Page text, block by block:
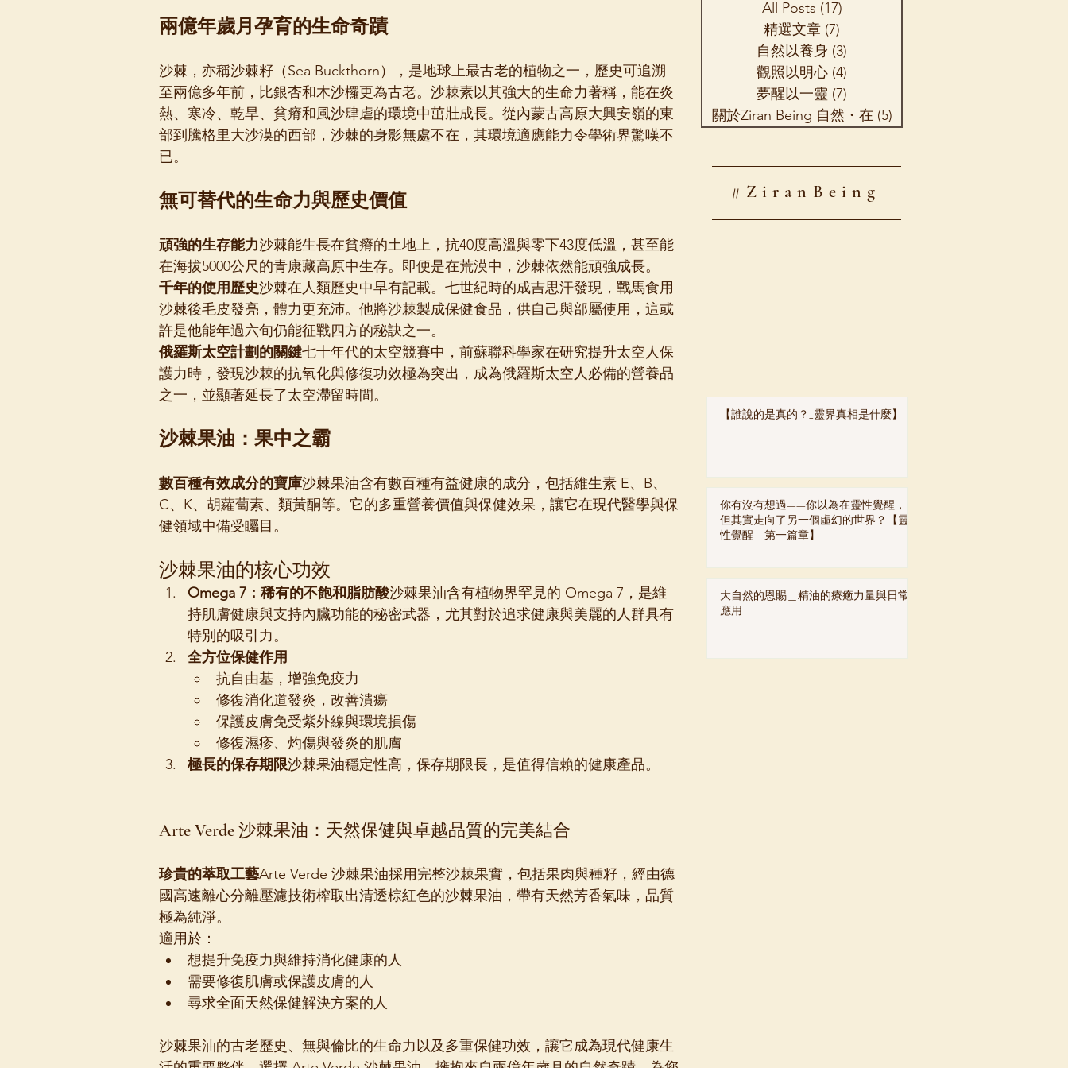
兩億年歲月孕育的生命奇蹟
沙棘，亦稱沙棘籽（Sea Buckthorn），是地球上最古老的植物之一，歷史可追溯
至兩億多年前，比銀杏和木沙欏更為古老。沙棘素以其強大的生命力著稱，能在炎
熱、寒冷、乾旱、貧瘠和風沙肆虐的環境中茁壯成長。從內蒙古高原大興安嶺的東
部到騰格里大沙漠的西部，沙棘的身影無處不在，其環境適應能力令學術界驚嘆不
已。
無可替代的生命力與歷史價值
頑強的生存能力沙棘能生長在貧瘠的土地上，抗40度高溫與零下43度低溫，甚至能
在海拔5000公尺的青康藏高原中生存。即便是在荒漠中，沙棘依然能頑強成長。
千年的使用歷史沙棘在人類歷史中早有記載。七世紀時的成吉思汗發現，戰馬食用
沙棘後毛皮發亮，體力更充沛。他將沙棘製成保健食品，供自己與部屬使用，這或
許是他能年過六旬仍能征戰四方的秘訣之一。
俄羅斯太空計劃的關鍵七十年代的太空競賽中，前蘇聯科學家在研究提升太空人保
護力時，發現沙棘的抗氧化與修復功效極為突出，成為俄羅斯太空人必備的營養品
之一，並顯著延長了太空滯留時間。
沙棘果油：果中之霸
數百種有效成分的寶庫沙棘果油含有數百種有益健康的成分，包括維生素 E、B、
C、K、胡蘿蔔素、類黃酮等。它的多重營養價值與保健效果，讓它在現代醫學與保
健領域中備受矚目。
沙棘果油的核心功效
Omega 7：稀有的不飽和脂肪酸沙棘果油含有植物界罕見的 Omega 7，是維
持肌膚健康與支持內臟功能的秘密武器，尤其對於追求健康與美麗的人群具有
特別的吸引力。
全方位保健作用
抗自由基，增強免疫力
修復消化道發炎，改善潰瘍
保護皮膚免受紫外線與環境損傷
修復濕疹、灼傷與發炎的肌膚
極長的保存期限沙棘果油穩定性高，保存期限長，是值得信賴的健康產品。
Arte Verde 沙棘果油：天然保健與卓越品質的完美結合
珍貴的萃取工藝Arte Verde 沙棘果油採用完整沙棘果實，包括果肉與種籽，經由德
國高速離心分離壓濾技術榨取出清透棕紅色的沙棘果油，帶有天然芳香氣味，品質
極為純淨。
適用於：
想提升免疫力與維持消化健康的人
需要修復肌膚或保護皮膚的人
尋求全面天然保健解決方案的人
沙棘果油的古老歷史、無與倫比的生命力以及多重保健功效，讓它成為現代健康生
All Posts (17)
精選文章 (7)
自然以養身 (3)
觀照以明心 (4)
夢醒以一靈 (7)
關於Ziran Being 自然・在 (5)
#ZiranBeing
【誰說的是真的？_靈界真相是什麼】
你有沒有想過——你以為在靈性覺醒，
但其實走向了另一個虛幻的世界？【靈
性覺醒＿第一篇章】
大自然的恩賜＿精油的療癒力量與日常
應用